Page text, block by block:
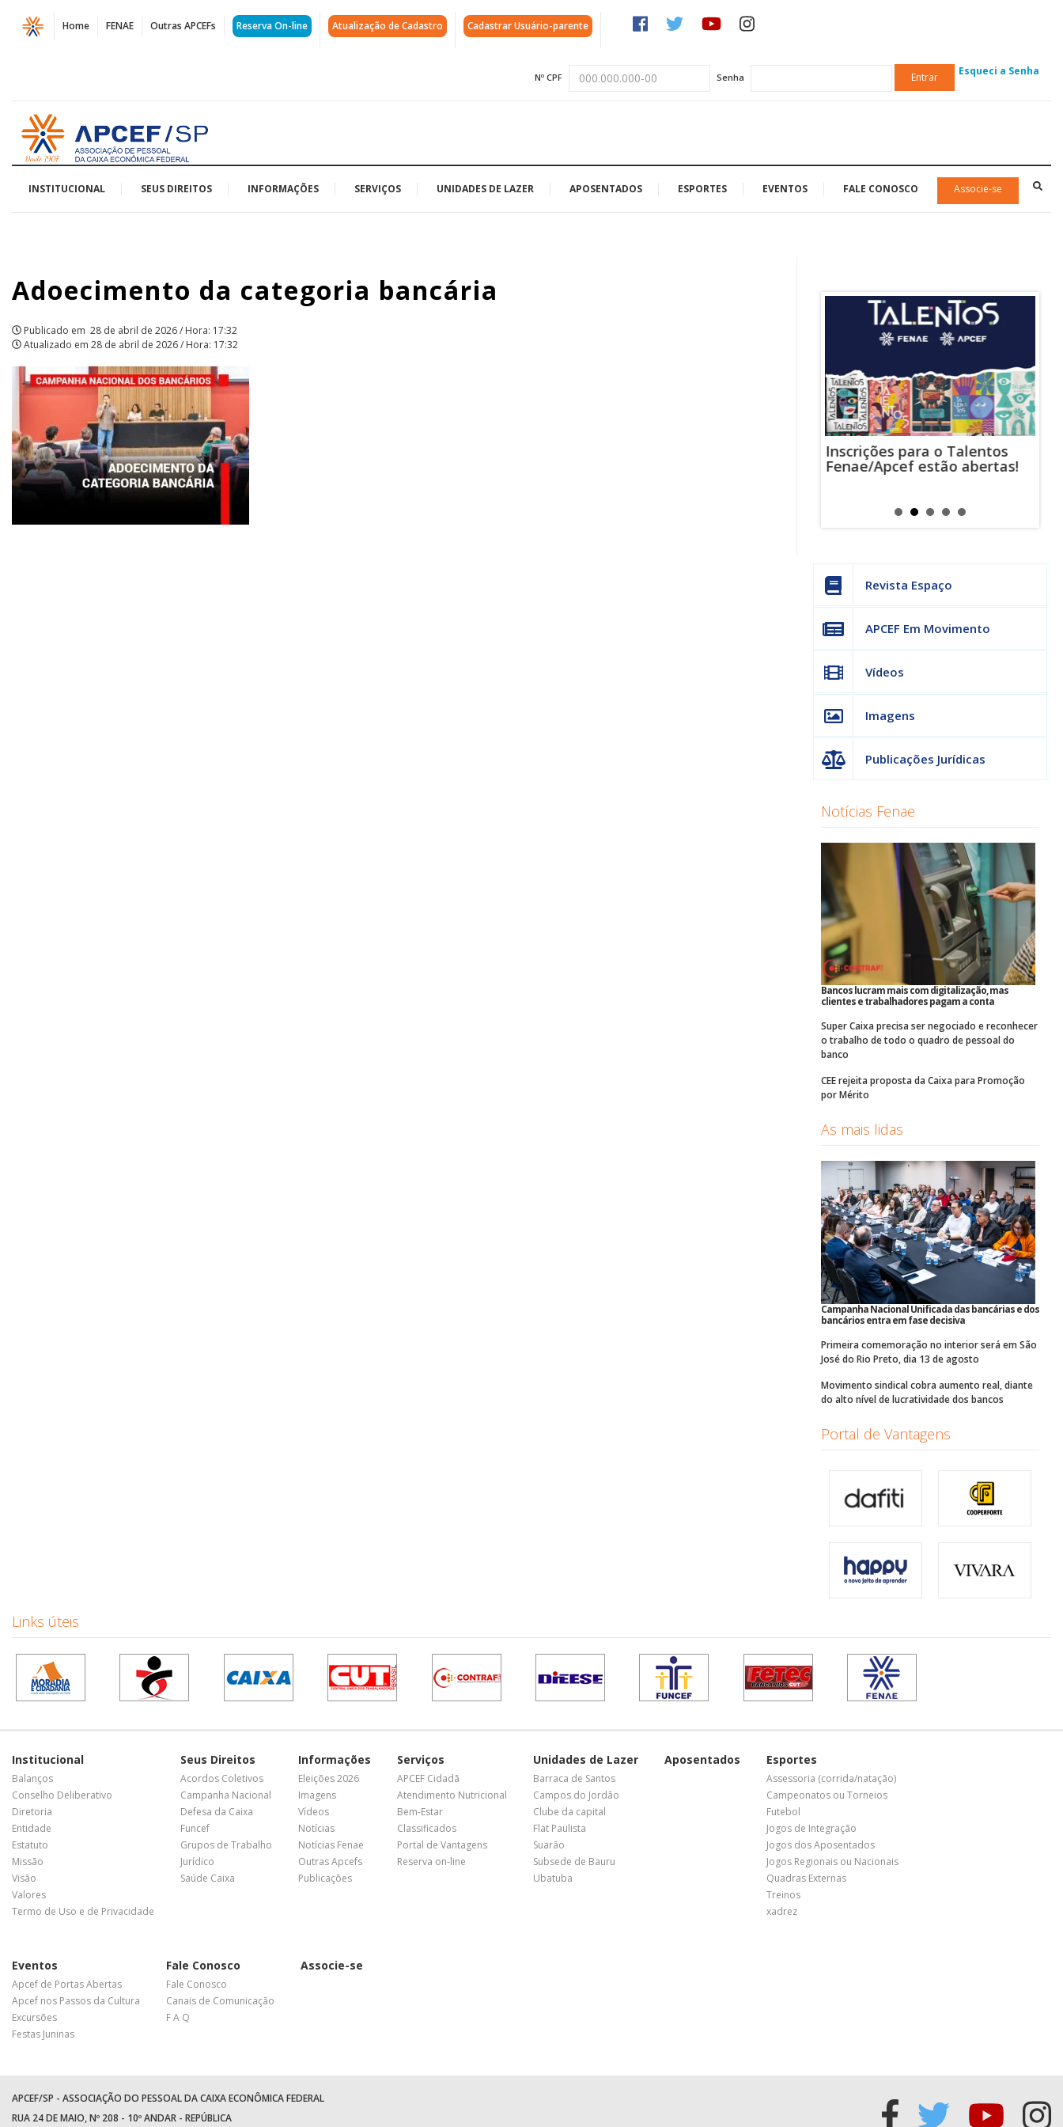
Página
Adoecimento
categoria
bancária
|
APCEF/SP
Home FENAE Outras APCEFs Reserva On-line Atualização de Cadastro Cadastrar Usuário-parente
Nº CPF Senha Entrar Esqueci a Senha
Acessar
página
inicial
INSTITUCIONAL SEUS DIREITOS INFORMAÇÕES SERVIÇOS UNIDADES DE LAZER APOSENTADOS ESPORTES EVENTOS FALE CONOSCO Associe-se
Adoecimento da categoria bancária
Publicado em 28 de abril de 2026 / Hora: 17:32
Atualizado em 28 de abril de 2026 / Hora: 17:32
Inscrições para o Talentos
Fenae/Apcef estão abertas!
Revista Espaço
APCEF Em Movimento
Vídeos
Imagens
Publicações Jurídicas
Notícias Fenae
Bancos lucram mais com digitalização, mas
clientes e trabalhadores pagam a conta
Super Caixa precisa ser negociado e reconhecer
o trabalho de todo o quadro de pessoal do
banco
CEE rejeita proposta da Caixa para Promoção
por Mérito
As mais lidas
Campanha Nacional Unificada das bancárias e dos
bancários entra em fase decisiva
Primeira comemoração no interior será em São
José do Rio Preto, dia 13 de agosto
Movimento sindical cobra aumento real, diante
do alto nível de lucratividade dos bancos
Portal de Vantagens
Links úteis
Institucional
Balanços
Conselho Deliberativo
Diretoria
Entidade
Estatuto
Missão
Visão
Valores
Termo de Uso e de Privacidade
Seus Direitos
Acordos Coletivos
Campanha Nacional
Defesa da Caixa
Funcef
Grupos de Trabalho
Jurídico
Saúde Caixa
Informações
Eleições 2026
Imagens
Vídeos
Notícias
Notícias Fenae
Outras Apcefs
Publicações
Serviços
APCEF Cidadã
Atendimento Nutricional
Bem-Estar
Classificados
Portal de Vantagens
Reserva on-line
Unidades de Lazer
Barraca de Santos
Campos do Jordão
Clube da capital
Flat Paulista
Suarão
Subsede de Bauru
Ubatuba
Aposentados Esportes
Assessoria (corrida/natação)
Campeonatos ou Torneios
Futebol
Jogos de Integração
Jogos dos Aposentados
Jogos Regionais ou Nacionais
Quadras Externas
Treinos
xadrez
Eventos
Apcef de Portas Abertas
Apcef nos Passos da Cultura
Excursões
Festas Juninas
Fale Conosco
Fale Conosco
Canais de Comunicação
F A Q
Associe-se
APCEF/SP - ASSOCIAÇÃO DO PESSOAL DA CAIXA ECONÔMICA FEDERAL
RUA 24 DE MAIO, Nº 208 - 10º ANDAR - REPÚBLICA
Acessar
Acessar